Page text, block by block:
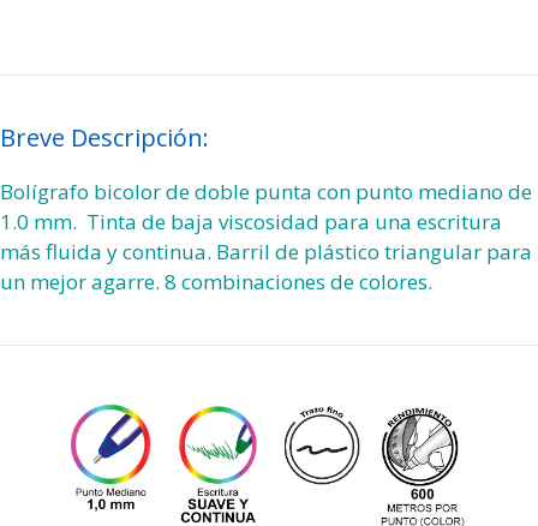
Breve Descripción:
Bolígrafo bicolor de doble punta con punto mediano de
1.0 mm. Tinta de baja viscosidad para una escritura
más fluida y continua. Barril de plástico triangular para
un mejor agarre. 8 combinaciones de colores.